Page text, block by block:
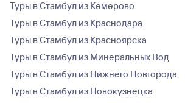
Туры в Стамбул из Кемерово
Туры в Стамбул из Краснодара
Туры в Стамбул из Красноярска
Туры в Стамбул из Минеральных Вод
Туры в Стамбул из Нижнего Новгорода
Туры в Стамбул из Новокузнецка